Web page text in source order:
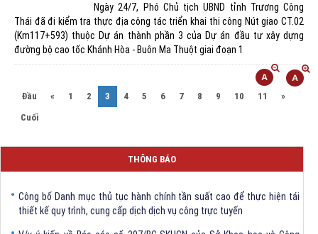
Ngày 24/7, Phó Chủ tịch UBND tỉnh Trương Công
Thái đã đi kiểm tra thực địa công tác triển khai thi công Nút giao CT.02
(Km117+593) thuộc Dự án thành phần 3 của Dự án đầu tư xây dựng
đường bộ cao tốc Khánh Hòa - Buôn Ma Thuột giai đoạn 1
Đầu « 1 2 3 (current)
4 5 6 7 8 9 10 11
»
Cuối
THÔNG BÁO
V/v triển khai Quyết định số 1390/QĐ-BXD ngày 7/8/2026 của Bộ
thiết kế quy trình, cung cấp dịch dịch vụ công trực tuyến